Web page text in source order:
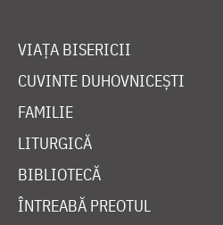
VIAȚA BISERICII
CUVINTE DUHOVNICEȘTI
FAMILIE
LITURGICĂ
BIBLIOTECĂ
ÎNTREABĂ PREOTUL